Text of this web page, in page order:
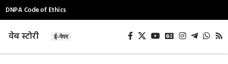
DNPA Code of Ethics
वेब स्टोरी ई-पेपर